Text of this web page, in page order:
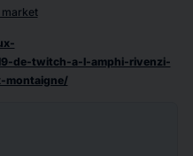
de-twitch-a-l-amphi-rivenzi-
montaigne/